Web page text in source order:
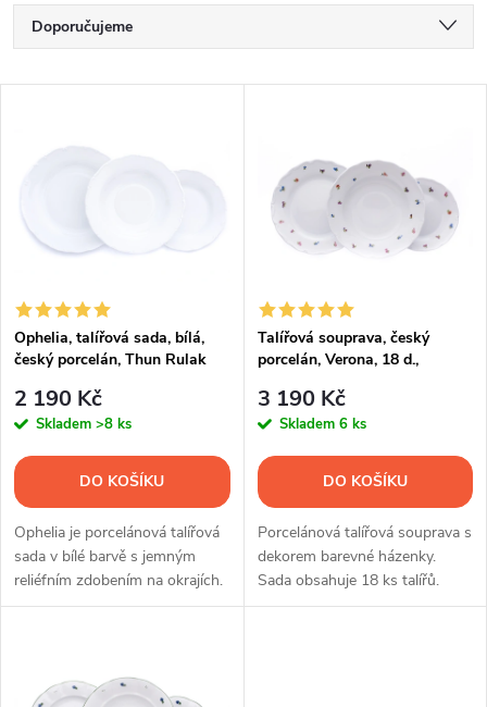
Ř
a
n
í
p
r
o
d
u
Doporučujeme
Nejprodávanější
p
s
p
r
o
d
u
Ophelia, talířová sada, bílá,
český porcelán, Thun Rulak
2 190 Kč
Skladem >8 ks
DO KOŠÍKU
Ophelia je porcelánová talířová
sada v bílé barvě s jemným
reliéfním zdobením na okrajích.
Souprava obsahuje 18 ks talířů.
Talířová souprava, český
porcelán, Verona, 18 d.,
3 190 Kč
Skladem 6 ks
DO KOŠÍKU
Porcelánová talířová souprava s
dekorem barevné házenky.
Sada obsahuje 18 ks talířů.